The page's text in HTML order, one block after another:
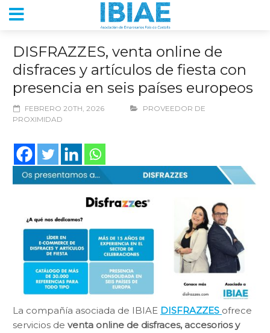
DISFRAZZES, venta online de
disfraces y artículos de fiesta con
presencia en seis países europeos
FEBRERO 20TH, 2026
PROVEEDOR DE
PROXIMIDAD
La compañía asociada de IBIAE DISFRAZZES ofrece
servicios de venta online de disfraces, accesorios y